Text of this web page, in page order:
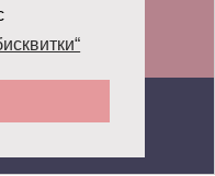
запазени